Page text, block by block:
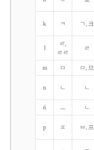
k ㅋ ㄱ, 크
l
ㄹ,
ㄹㄹ
ㄹ
m ㅁ ㅁ, 므
n ㄴ ㄴ
ń ㅡ ㄴ
p ㅍ ㅂ, 프